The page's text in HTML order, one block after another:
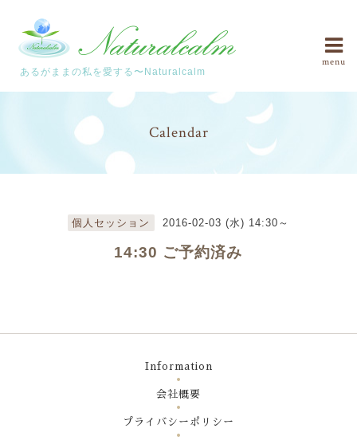
あるがままの私を愛する〜Naturalcalm
menu
Calendar
個人セッション 2016-02-03 (水) 14:30～
14:30 ご予約済み
Information
会社概要
プライバシーポリシー